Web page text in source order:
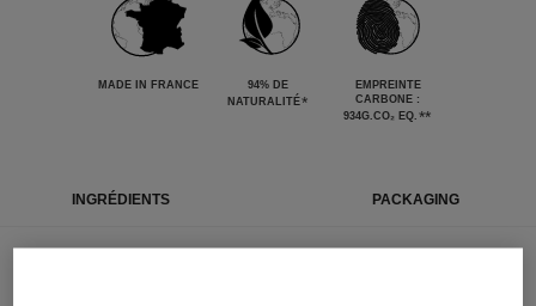
MADE IN FRANCE
94% DE
NATURALITÉ*
EMPREINTE
CARBONE :
934G.CO₂ EQ. **
INGRÉDIENTS PACKAGING